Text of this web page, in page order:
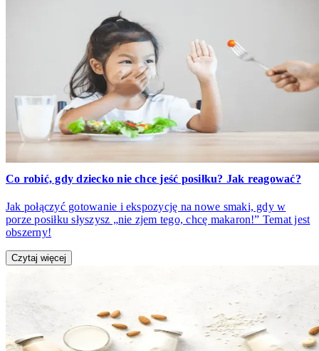
Co robić, gdy dziecko nie chce jeść posiłku? Jak reagować?
Jak połączyć gotowanie i ekspozycję na nowe smaki, gdy w
porze posiłku słyszysz „nie zjem tego, chcę makaron!” Temat jest
obszerny!
Czytaj więcej